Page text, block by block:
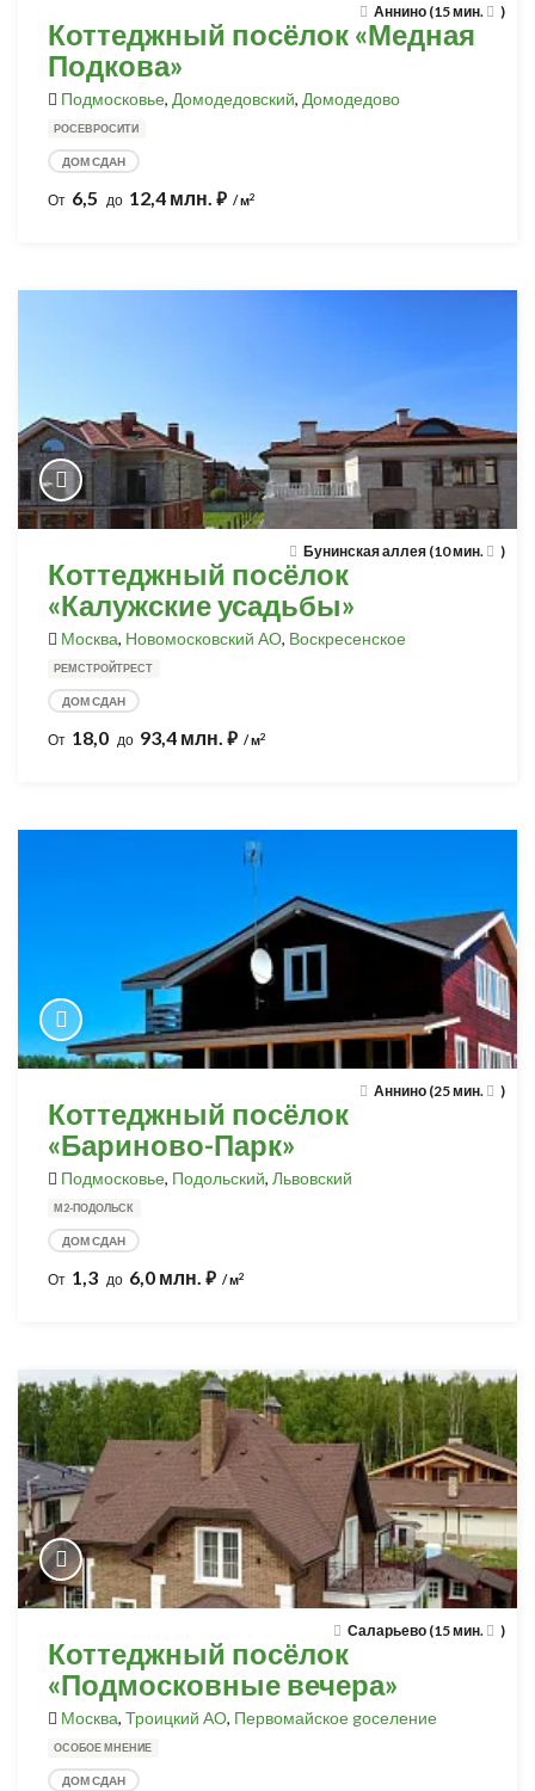
Аннино (15 мин. )
Коттеджный посёлок «Медная
Подкова»
Подмосковье, Домодедовский, Домодедово
РОСЕВРОСИТИ
ДОМ СДАН
От 6,5 до 12,4 млн. ⃏ / м2
Бунинская аллея (10 мин. )
Коттеджный посёлок
«Калужские усадьбы»
Москва, Новомосковский АО, Воскресенское
РЕМСТРОЙТРЕСТ
ДОМ СДАН
От 18,0 до 93,4 млн. ⃏ / м2
Аннино (25 мин. )
Коттеджный посёлок
«Бариново-Парк»
Подмосковье, Подольский, Львовский
М2-ПОДОЛЬСК
ДОМ СДАН
От 1,3 до 6,0 млн. ⃏ / м2
Саларьево (15 мин. )
Коттеджный посёлок
«Подмосковные вечера»
Москва, Троицкий АО, Первомайское gоселение
ОСОБОЕ МНЕНИЕ
ДОМ СДАН